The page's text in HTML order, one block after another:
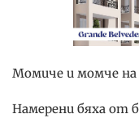
Момиче и момче на
Намерени бяха от